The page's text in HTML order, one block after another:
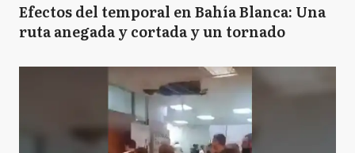
Efectos del temporal en Bahía Blanca: Una
ruta anegada y cortada y un tornado